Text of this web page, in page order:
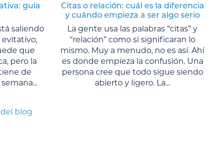
guía
saliendo
que
pero la
de
Citas o relación: cuál es la diferencia
y cuándo empieza a ser algo serio
La gente usa las palabras “citas” y
“relación” como si significaran lo
mismo. Muy a menudo, no es así. Ahí
es donde empieza la confusión. Una
persona cree que todo sigue siendo
abierto y ligero. La...
blog